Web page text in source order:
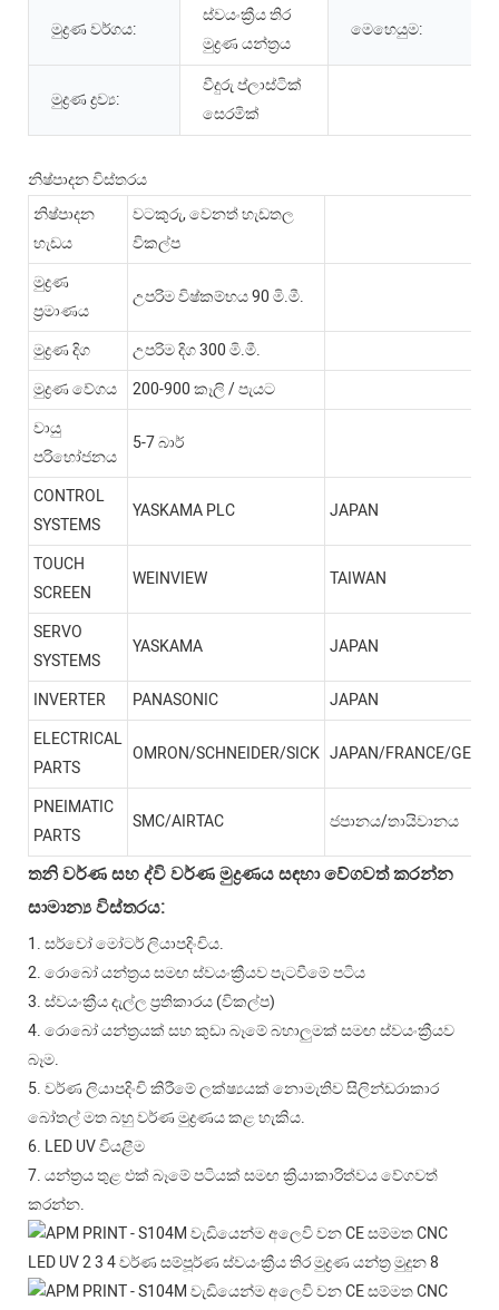
මුද්‍රණ වර්ගය:
ස්වයංක්‍රීය තිර
මුද්‍රණ යන්ත්‍රය
මෙහෙයුම:
මුද්‍රණ ද්‍රව්‍ය:
වීදුරු ප්ලාස්ටික්
සෙරමික්
නිෂ්පාදන විස්තරය
නිෂ්පාදන
හැඩය
වටකුරු, වෙනත් හැඩතල
විකල්ප
මුද්‍රණ
ප්‍රමාණය
උපරිම විෂ්කම්භය 90 මි.මී.
මුද්‍රණ දිග
උපරිම දිග 300 මි.මී.
මුද්‍රණ වේගය
200-900 කෑලි / පැයට
වායු
පරිභෝජනය
5-7 බාර්
CONTROL
SYSTEMS
YASKAMA PLC JAPAN
TOUCH
SCREEN
WEINVIEW TAIWAN
SERVO
SYSTEMS
YASKAMA JAPAN
INVERTER PANASONIC
JAPAN
ELECTRICAL
PARTS
OMRON/SCHNEIDER/SICK JAPAN/FRANCE/
PNEIMATIC
PARTS
SMC/AIRTAC ජපානය/තායිවානය
තනි වර්ණ සහ ද්වි වර්ණ මුද්‍රණය සඳහා වේගවත් කරන්න
සාමාන්‍ය විස්තරය:
1. සර්වෝ මෝටර් ලියාපදිංචිය.
2. රොබෝ යන්ත්‍රය සමඟ ස්වයංක්‍රීයව පැටවීමේ පටිය
3. ස්වයංක්‍රීය දැල්ල ප්‍රතිකාරය (විකල්ප)
4. රොබෝ යන්ත්‍රයක් සහ කුඩා බෑමේ බහාලුමක් සමඟ ස්වයංක්‍රීයව
බෑම.
5. වර්ණ ලියාපදිංචි කිරීමේ ලක්ෂ්‍යයක් නොමැතිව සිලින්ඩරාකාර
බෝතල් මත බහු වර්ණ මුද්‍රණය කළ හැකිය.
6. LED UV වියළීම
7. යන්ත්‍රය තුළ එක් බෑමේ පටියක් සමඟ ක්‍රියාකාරිත්වය වේගවත්
කරන්න.